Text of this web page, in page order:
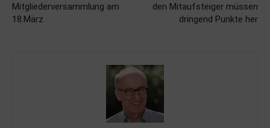
Mitgliederversammlung am
18.März
den Mitaufsteiger müssen
dringend Punkte her